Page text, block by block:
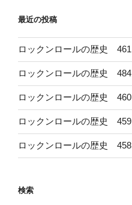
ン
最近の投稿
ロックンロールの歴史 461
ロックンロールの歴史 484
ロックンロールの歴史 460
ロックンロールの歴史 459
ロックンロールの歴史 458
検索